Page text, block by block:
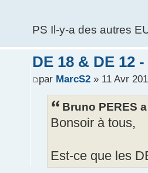
PS Il-y-a des autres
DE 18 & DE 12
par MarcS2» 11 Avr
Bruno PERES
Bonsoir à tous,
Est-ce que les